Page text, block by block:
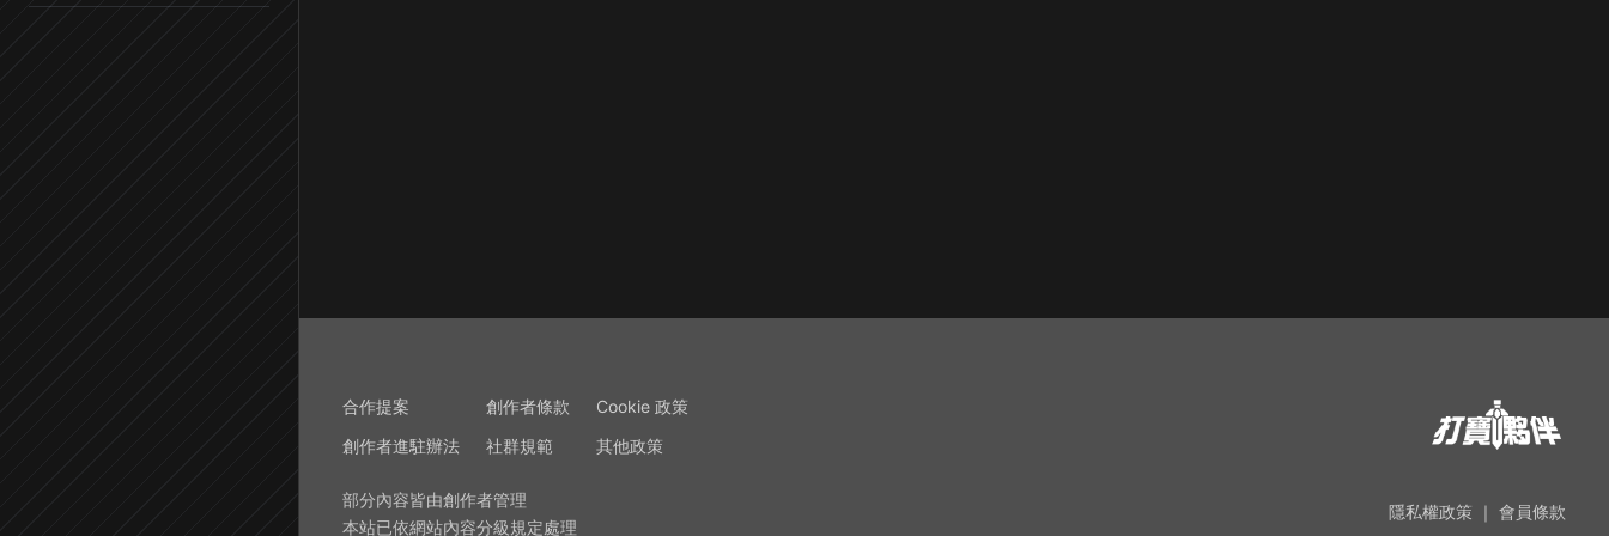
合作提案 創作者條款
Cookie 政策
創作者進駐辦法
社群規範 其他政策
部分內容皆由創作者管理
本站已依網站內容分級規定處理
隱私權政策 ｜ 會員條款